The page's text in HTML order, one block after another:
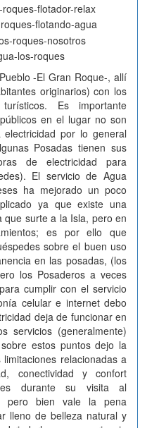
-El Gran Roque-, allí
originarios) con los
Es importante
en el lugar no son
por lo general
Posadas tienen sus
de electricidad para
El servicio de Agua
ha mejorado un poco
ya que existe una
que surte a la Isla, pero en
es por ello que
sobre el buen uso
en las posadas, (los
los Posaderos a veces
cumplir con el servicio
celular e internet debo
deja de funcionar en
servicios (generalmente)
estos puntos dejo la
relacionadas a
conectividad y confort
durante su visita al
pero bien vale la pena
lleno de belleza natural y